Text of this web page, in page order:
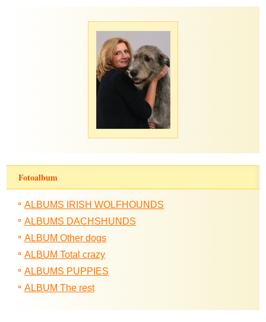
Fotoalbum
ALBUMS IRISH WOLFHOUNDS
ALBUMS DACHSHUNDS
ALBUM Other dogs
ALBUM Total crazy
ALBUMS PUPPIES
ALBUM The rest